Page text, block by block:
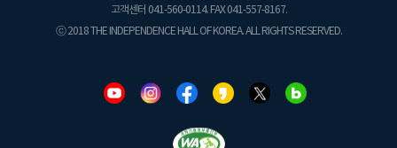
고객센터 041-560-0114. FAX 041-557-8167.
ⓒ 2018 THE INDEPENDENCE HALL OF KOREA. ALL RIGHTS RESERVED.